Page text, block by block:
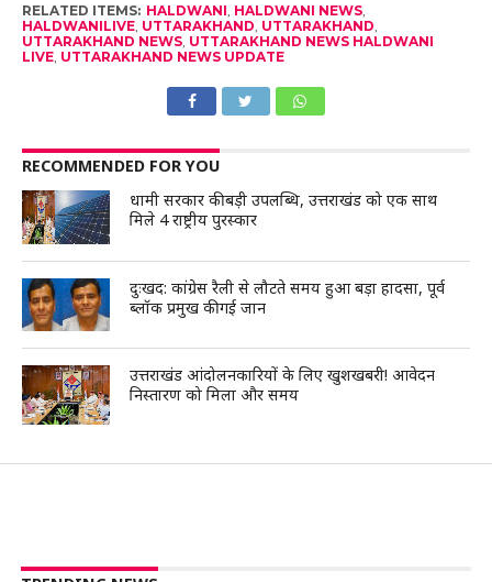
RELATED ITEMS: HALDWANI HALDWANI NEWS,
HALDWANILIVE, UTTARAKHAND UTTARAKHAND
UTTARAKHAND NEWS, UTTARAKHAND NEWS HALDWANI
LIVE, UTTARAKHAND NEWS UPDATE
RECOMMENDED FOR YOU
धामी सरकार की बड़ी उपलब्धि, उत्तराखंड को एक साथ
मिले 4 राष्ट्रीय पुरस्कार
दुःखद: कांग्रेस रैली से लौटते समय हुआ बड़ा हादसा, पूर्व
ब्लॉक प्रमुख की गई जान
उत्तराखंड आंदोलनकारियों के लिए खुशखबरी! आवेदन
निस्तारण को मिला और समय